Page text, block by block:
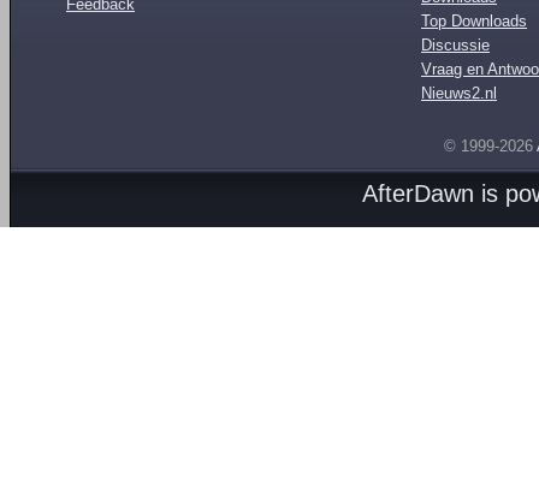
Feedback
Top Downloads
Discussie
Vraag en
Nieuws2.nl
© 1999-2026
AfterDawn is